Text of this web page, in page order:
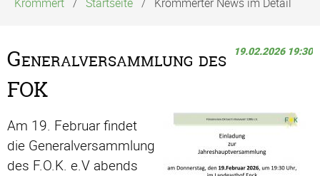
19.02.2026 19:30
Generalversammlung des
FOK
Am 19. Februar findet
die Generalversammlung
des F.O.K. e.V abends